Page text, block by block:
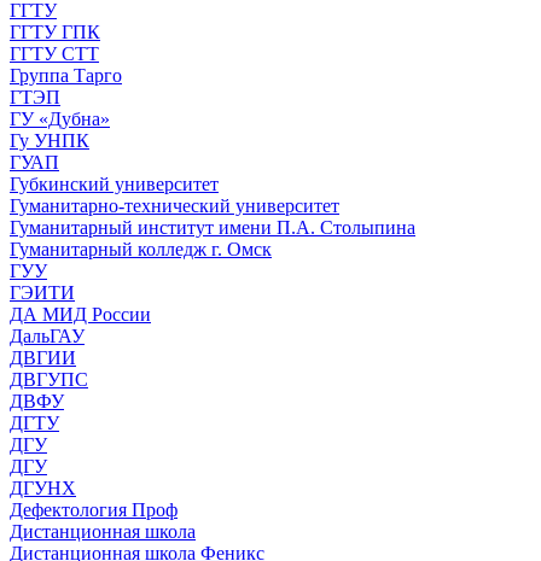
ГГТУ
ГГТУ ГПК
ГГТУ СТТ
Группа Тарго
ГТЭП
ГУ «Дубна»
Гу УНПК
ГУАП
Губкинский университет
Гуманитарно-технический университет
Гуманитарный институт имени П.А. Столыпина
Гуманитарный колледж г. Омск
ГУУ
ГЭИТИ
ДА МИД России
ДальГАУ
ДВГИИ
ДВГУПС
ДВФУ
ДГТУ
ДГУ
ДГУ
ДГУНХ
Дефектология Проф
Дистанционная школа
Дистанционная школа Феникс